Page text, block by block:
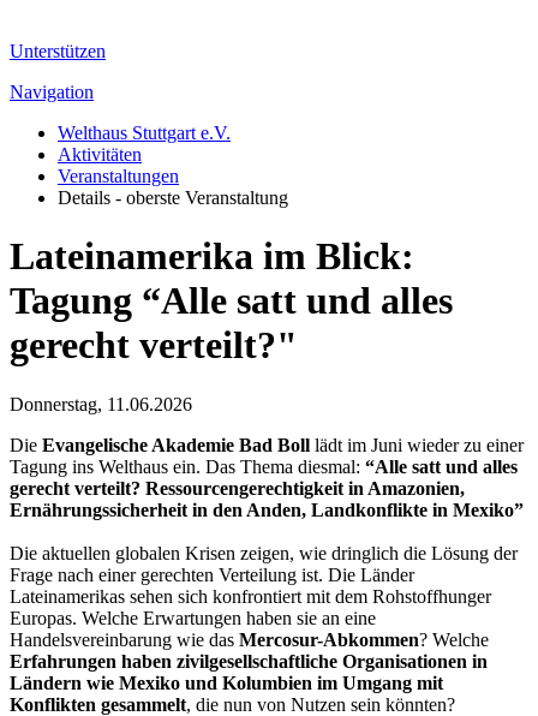
Unterstützen
Navigation
Welthaus Stuttgart e.V.
Aktivitäten
Veranstaltungen
Details - oberste Veranstaltung
Lateinamerika im Blick:
Tagung “Alle satt und alles
gerecht verteilt?"
Donnerstag, 11.06.2026
Die Evangelische Akademie Bad Boll lädt im Juni wieder zu einer
Tagung ins Welthaus ein. Das Thema diesmal: “Alle satt und alles
gerecht verteilt? Ressourcengerechtigkeit in Amazonien,
Ernährungssicherheit in den Anden, Landkonflikte in Mexiko”
Die aktuellen globalen Krisen zeigen, wie dringlich die Lösung der
Frage nach einer gerechten Verteilung ist. Die Länder
Lateinamerikas sehen sich konfrontiert mit dem Rohstoffhunger
Europas. Welche Erwartungen haben sie an eine
Handelsvereinbarung wie das Mercosur-Abkommen? Welche
Erfahrungen haben zivilgesellschaftliche Organisationen in
Ländern wie Mexiko und Kolumbien im Umgang mit
Konflikten gesammelt, die nun von Nutzen sein könnten?